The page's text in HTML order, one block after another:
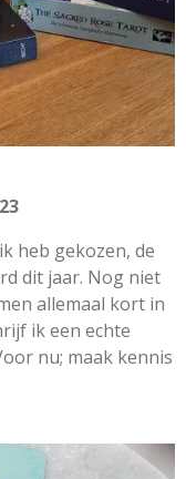
heb gekozen, de
dit jaar. Nog niet
allemaal kort in
ik een echte
nu; maak kennis